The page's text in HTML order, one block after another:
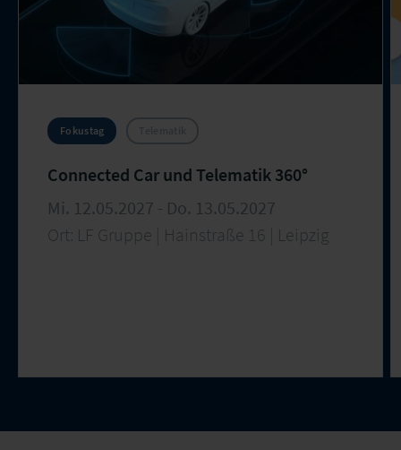
Fokustag
Connected Car und Telematik 360°
Mi. 12.05.2027 - Do. 13.05.2027
Ort: LF Gruppe | Hainstraße 16 | Leipzig